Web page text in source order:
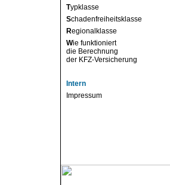
Typklasse
Schadenfreiheitsklasse
Regionalklasse
Wie funktioniert
die Berechnung
der KFZ-Versicherung
Intern
Impressum